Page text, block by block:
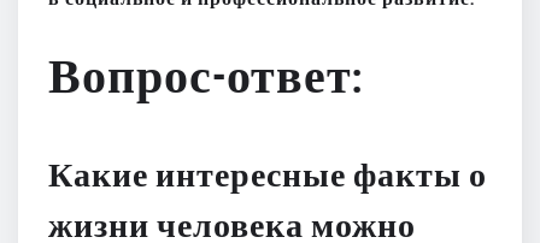
Вопрос-ответ:
Какие интересные факты о
жизни человека можно